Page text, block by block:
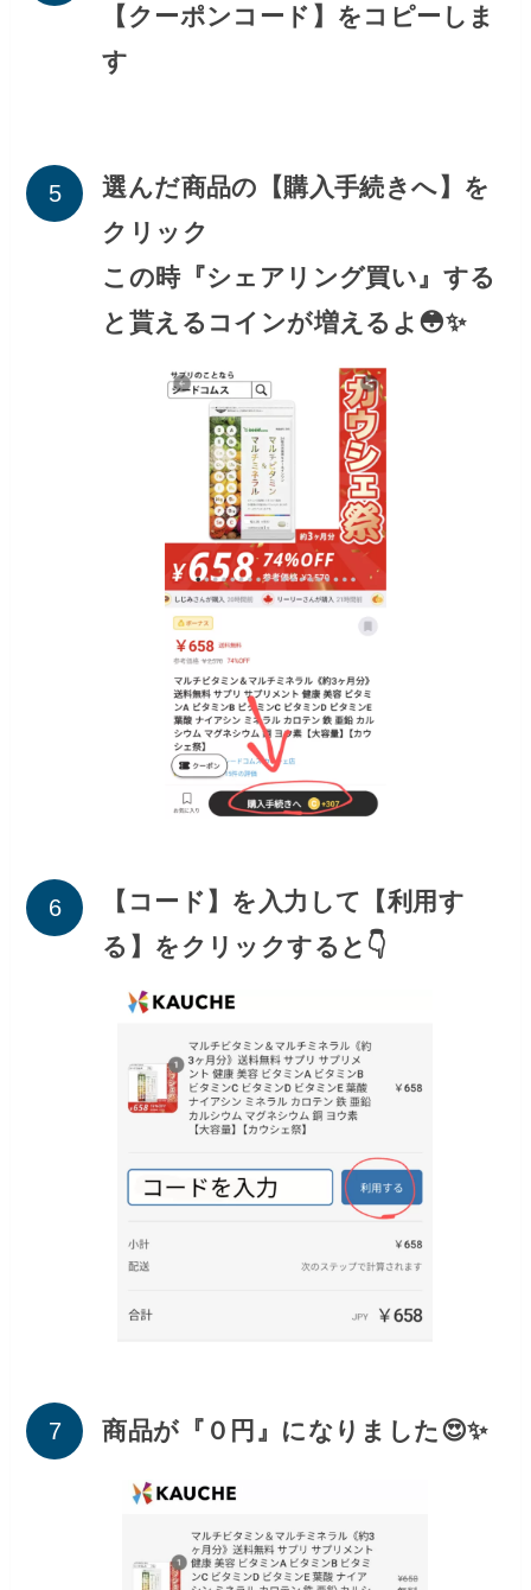
【クーポンコード】をコピーしま
す
選んだ商品の【購入手続きへ】を
クリック
この時『シェアリング買い』する
と貰えるコインが増えるよ😳✨
【コード】を入力して【利用す
る】をクリックすると👇
商品が『０円』になりました😍✨